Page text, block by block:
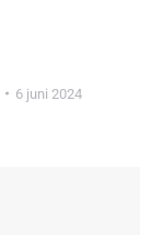
6 juni 2024